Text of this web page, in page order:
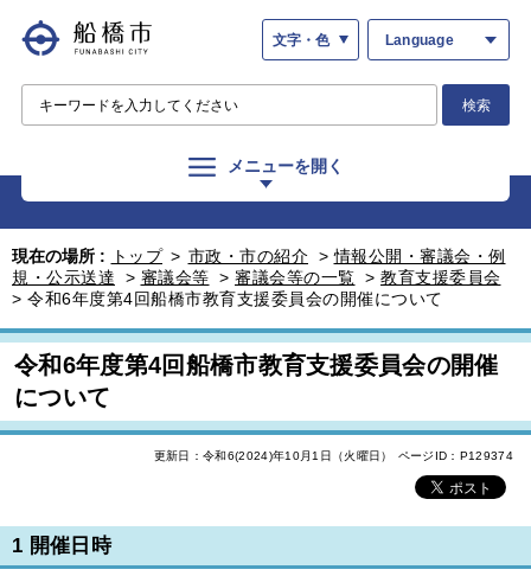
文字・色 Language
検索
メニューを開く
現在の場所 : トップ > 市政・市の紹介 >情報公開・審議会・例
規・公示送達
> 審議会等 > 審議会等の一覧 > 教育支援委員会
> 令和6年度第4回船橋市教育支援委員会の開催について
令和6年度第4回船橋市教育支援委員会の開催
について
更新日：令和6(2024)年10月1日（火曜日） ページID：P129374
1 開催日時